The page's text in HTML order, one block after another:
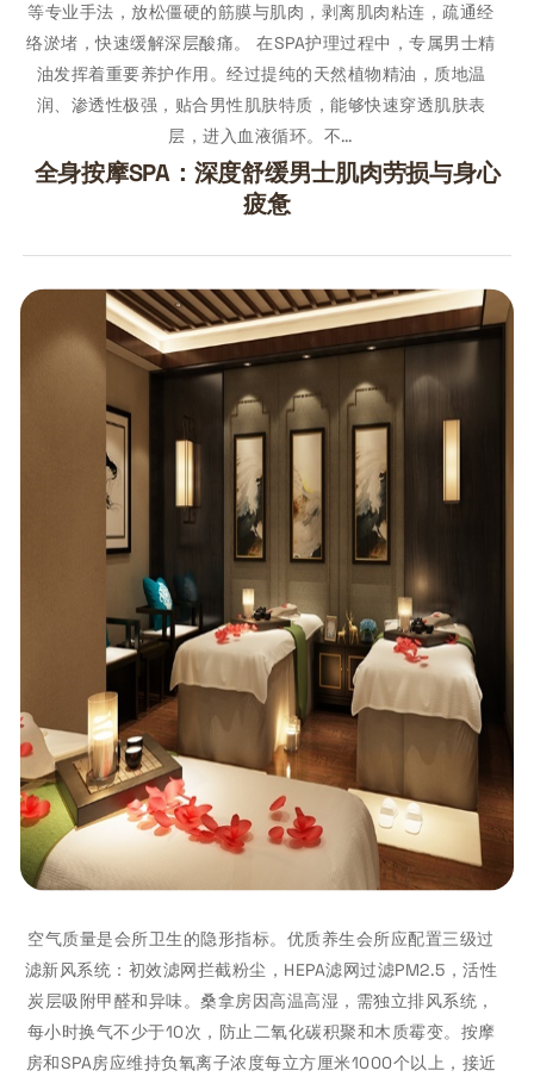
等专业手法，放松僵硬的筋膜与肌肉，剥离肌肉粘连，疏通经
络淤堵，快速缓解深层酸痛。 在SPA护理过程中，专属男士精
油发挥着重要养护作用。经过提纯的天然植物精油，质地温
润、渗透性极强，贴合男性肌肤特质，能够快速穿透肌肤表
层，进入血液循环。不…
全身按摩SPA：深度舒缓男士肌肉劳损与身心
疲惫
空气质量是会所卫生的隐形指标。优质养生会所应配置三级过
滤新风系统：初效滤网拦截粉尘，HEPA滤网过滤PM2.5，活性
炭层吸附甲醛和异味。桑拿房因高温高湿，需独立排风系统，
每小时换气不少于10次，防止二氧化碳积聚和木质霉变。按摩
房和SPA房应维持负氧离子浓度每立方厘米1000个以上，接近